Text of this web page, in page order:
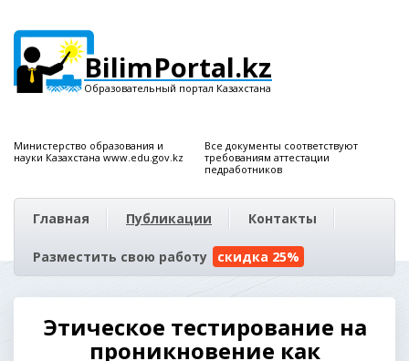
BilimPortal.kz
Образовательный портал Казахстана
Министерство образования и
науки Казахстана www.edu.gov.kz
Все документы соответствуют
требованиям аттестации
педработников
Главная Публикации Контакты
Разместить свою работу скидка 25%
Этическое тестирование на
проникновение как